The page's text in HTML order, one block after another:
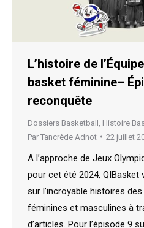
L’histoire de
basket féminine–
reconquête
Dossiers Basketball
Histoire
Par Tancrède Adnot 22 juillet
A l’approche de Jeux
pour cet été 2024, QIBasket
sur l’incroyable histoires
féminines et masculines à
d’articles. Pour l’épisode 9